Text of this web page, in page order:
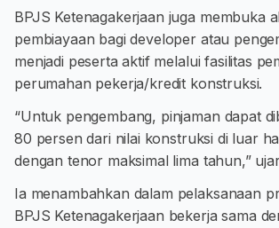
BPJS Ketenagakerjaan juga membuka
pembiayaan bagi developer atau
menjadi peserta aktif melalui fasilitas
perumahan pekerja/kredit konstruksi.
“Untuk pengembang, pinjaman dapat
80 persen dari nilai konstruksi di luar
dengan tenor maksimal lima tahun,”
Ia menambahkan dalam pelaksanaan
BPJS Ketenagakerjaan bekerja sama